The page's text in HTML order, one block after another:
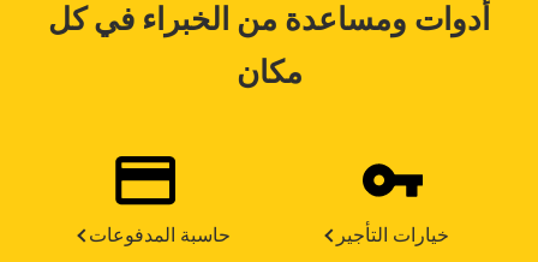
أدوات ومساعدة من الخبراء في كل
مكان
حاسبة المدفوعات خيارات التأجير